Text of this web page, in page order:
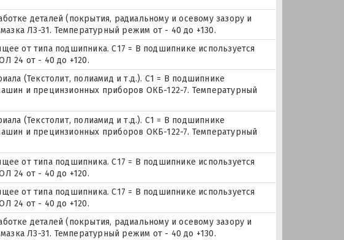
деталей (покрытия, радиальному и осевому зазору и
Л3-31. Температурный режим от - 40 до +130.
от типа подшипника. С17 = В подшипнике используется
24 от - 40 до +120.
(Текстолит, полиамид и т.д.). С1 = В подшипнике
и прецинзионных приборов ОКБ-122-7. Температурный
(Текстолит, полиамид и т.д.). С1 = В подшипнике
и прецинзионных приборов ОКБ-122-7. Температурный
от типа подшипника. С17 = В подшипнике используется
24 от - 40 до +120.
от типа подшипника. С17 = В подшипнике используется
24 от - 40 до +120.
деталей (покрытия, радиальному и осевому зазору и
Л3-31. Температурный режим от - 40 до +130.